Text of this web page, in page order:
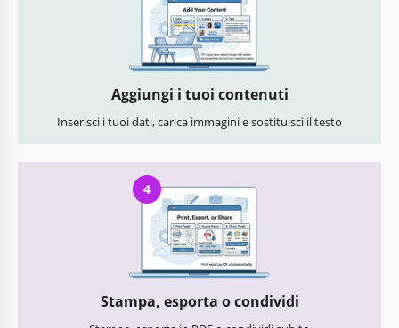
Aggiungi i tuoi contenuti
Inserisci i tuoi dati, carica immagini e sostituisci il testo
4
Stampa, esporta o condividi